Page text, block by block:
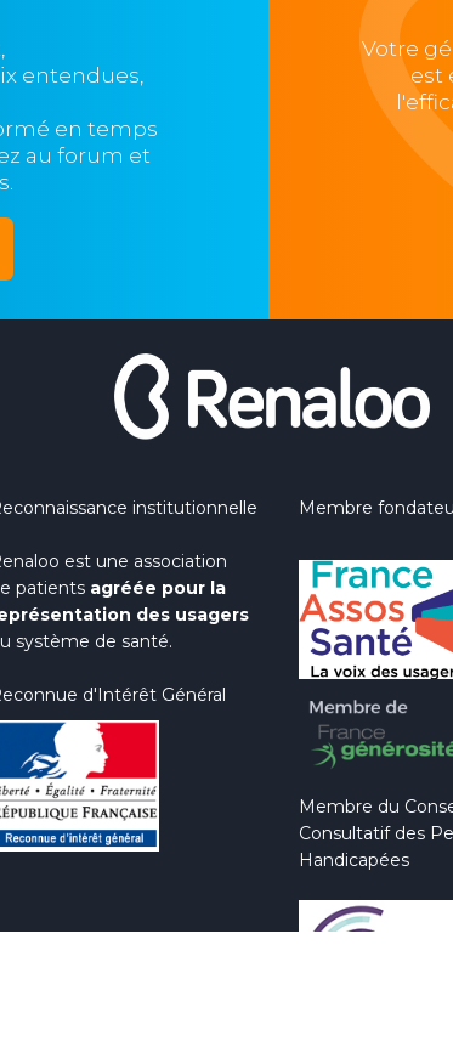
entendues,
en temps
au forum et
Votre
est
institutionnelle
est une association
patients agréée pour la
des usagers
système de santé.
d'Intérêt Général
Membre
Membre du
Consultatif des
Handicapées